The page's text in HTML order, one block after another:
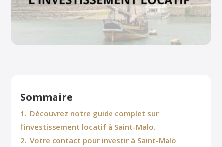
Sommaire
1. Découvrez notre guide complet sur
l’investissement locatif à Saint-Malo.
2. Votre contact pour investir à Saint-Malo